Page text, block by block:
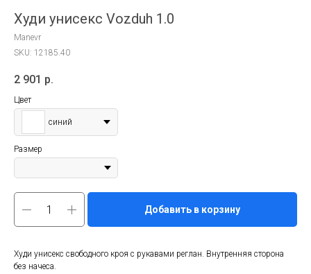
Худи унисекс Vozduh 1.0
Manevr
SKU: 12185.40
2 901 р.
Цвет
синий
Размер
Добавить в корзину
Худи унисекс свободного кроя с рукавами реглан. Внутренняя сторона
без начеса.